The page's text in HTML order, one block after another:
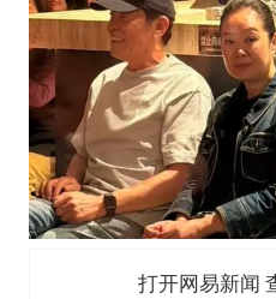
打开网易新闻